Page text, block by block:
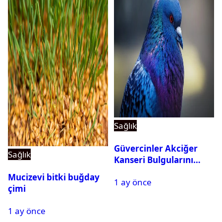
Sağlık
Mucizevi bitki buğday
çimi
1 ay önce
Sağlık
Güvercinler Akciğer
Kanseri Bulgularını
1 ay önce